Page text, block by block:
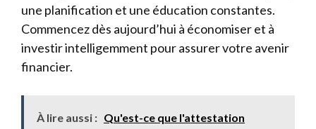
une planification et une éducation constantes.
Commencez dès aujourd’hui à économiser et à
investir intelligemment pour assurer votre avenir
financier.
À lire aussi : Qu'est-ce que l'attestation